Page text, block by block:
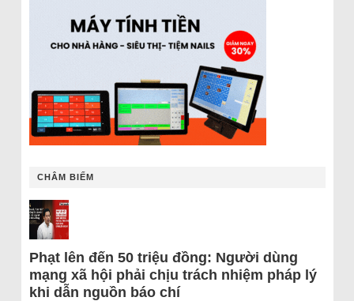
CHÂM BIẾM
Phạt lên đến 50 triệu đồng: Người dùng
mạng xã hội phải chịu trách nhiệm pháp lý
khi dẫn nguồn báo chí